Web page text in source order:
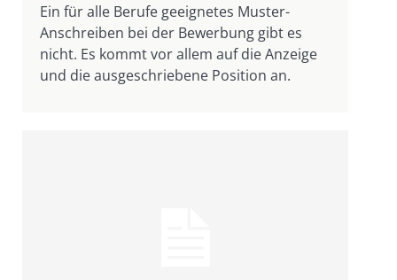
Ein für alle Berufe geeignetes Muster-
Anschreiben bei der Bewerbung gibt es
nicht. Es kommt vor allem auf die Anzeige
und die ausgeschriebene Position an.